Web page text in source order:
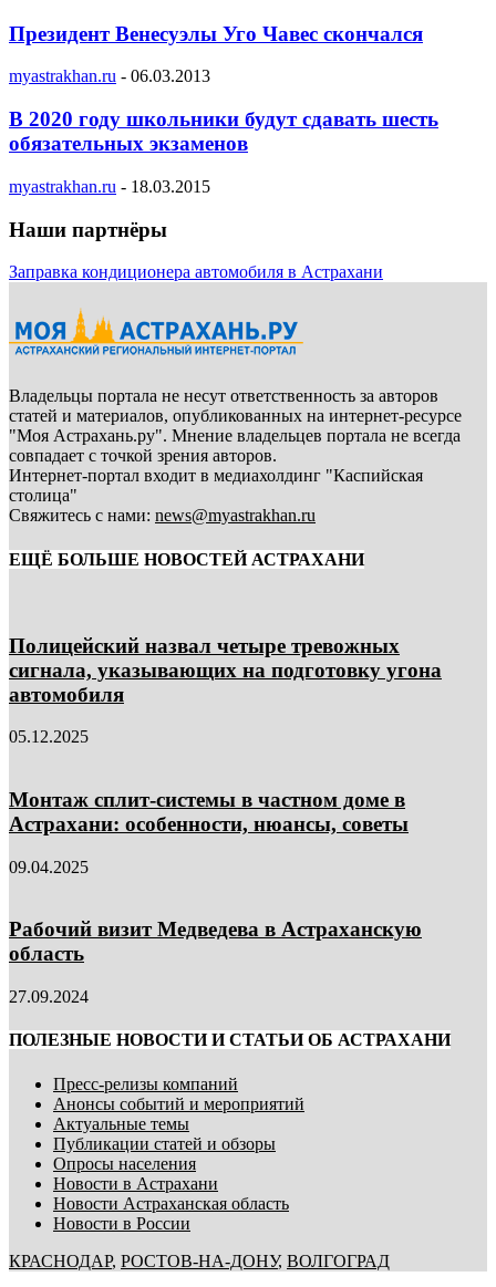
Президент Венесуэлы Уго Чавес скончался
myastrakhan.ru - 06.03.2013
В 2020 году школьники будут сдавать шесть
обязательных экзаменов
myastrakhan.ru - 18.03.2015
Наши партнёры
Заправка кондиционера автомобиля в Астрахани
Владельцы портала не несут ответственность за авторов
статей и материалов, опубликованных на интернет-ресурсе
"Моя Астрахань.ру". Мнение владельцев портала не всегда
совпадает с точкой зрения авторов.
Интернет-портал входит в медиахолдинг "Каспийская
столица"
Свяжитесь с нами: news@myastrakhan.ru
ЕЩЁ БОЛЬШЕ НОВОСТЕЙ АСТРАХАНИ
Полицейский назвал четыре тревожных
сигнала, указывающих на подготовку угона
автомобиля
05.12.2025
Монтаж сплит-системы в частном доме в
Астрахани: особенности, нюансы, советы
09.04.2025
Рабочий визит Медведева в Астраханскую
область
27.09.2024
ПОЛЕЗНЫЕ НОВОСТИ И СТАТЬИ ОБ АСТРАХАНИ
Пресс-релизы компаний
Анонсы событий и мероприятий
Актуальные темы
Публикации статей и обзоры
Опросы населения
Новости в Астрахани
Новости Астраханская область
Новости в России
КРАСНОДАР, РОСТОВ-НА-ДОНУ, ВОЛГОГРАД